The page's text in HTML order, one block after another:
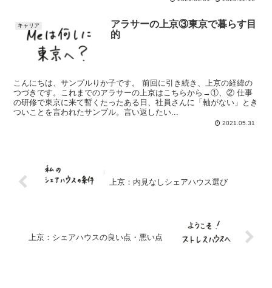
キャリア
アラサーの上京③東京で暮らす目
的
こんにちは、サンプルりか子です。 前回に引き続き、上京の経緯の
つづきです。これまでのアラサーの上京はこちらから→①、② 仕事
の研修で東京に来て暫くたったある日、社員さんに「軸がない」とき
ついことを言われたサンプル。言い返したい...
2021.05.31
上京：内見なしシェアハウス選び
上京：シェアハウスの良い点・悪い点